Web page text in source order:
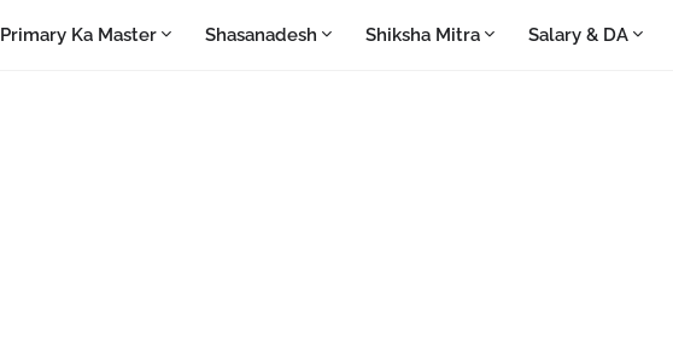
Primary Ka Master Shasanadesh Shiksha Mitra Salary & DA